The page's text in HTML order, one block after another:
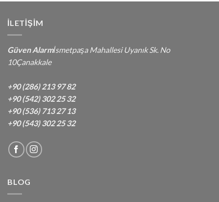
İLETIŞIM
Güven Alarmİsmetpaşa Mahallesi Uyanık Sk. No
10Çanakkale
+90 (286) 213 97 82
+90 (542) 302 25 32
+90 (536) 713 27 13
+90 (543) 302 25 32
BLOG